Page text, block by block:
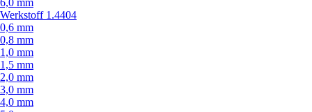
6,0 mm
Werkstoff 1.4404
0,6 mm
0,8 mm
1,0 mm
1,5 mm
2,0 mm
3,0 mm
4,0 mm